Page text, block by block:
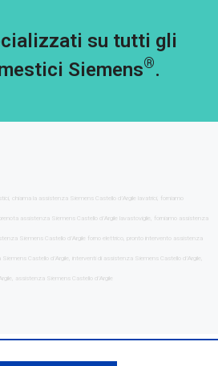
su tutti gli
Siemens®.
chiama la assistenza Siemens Castello d’Argile lavatrici, forniamo
assistenza Siemens Castello d’Argile lavastoviglie, forniamo assistenza
Siemens Castello d’Argile forno elettrico, pronto intervento assistenza
Castello d’Argile, interventi di assistenza Siemens Castello d’Argile,
assistenza Siemens Castello d’Argile